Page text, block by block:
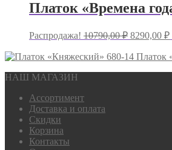
Платок «Времена
Распродажа! 10790,00₽ 8290,00 ₽
Платок
НАШ МАГАЗИН
Ассортимент
Доставка и оплата
Скидки
Корзина
Контакты